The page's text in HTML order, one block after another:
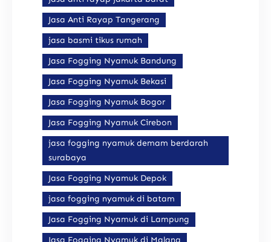
Jasa Anti Rayap Tangerang
jasa basmi tikus rumah
Jasa Fogging Nyamuk Bandung
Jasa Fogging Nyamuk Bekasi
Jasa Fogging Nyamuk Bogor
Jasa Fogging Nyamuk Cirebon
jasa fogging nyamuk demam berdarah
surabaya
Jasa Fogging Nyamuk Depok
jasa fogging nyamuk di batam
Jasa Fogging Nyamuk di Lampung